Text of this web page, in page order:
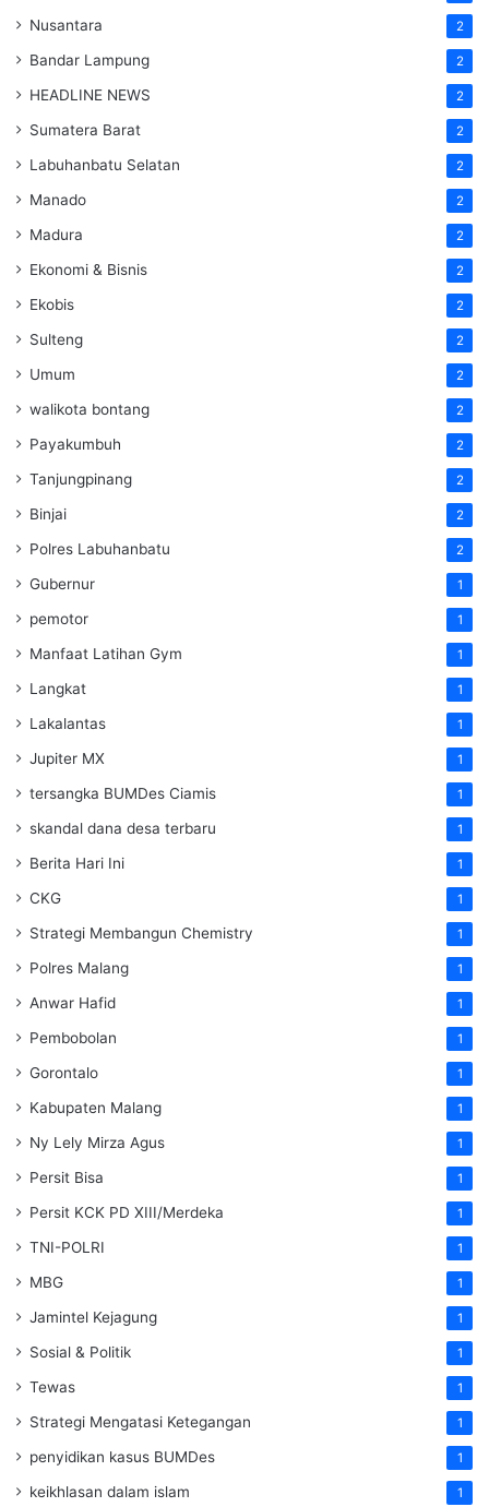
Nusantara 2
Bandar Lampung 2
HEADLINE NEWS 2
Sumatera Barat 2
Labuhanbatu Selatan 2
Manado 2
Madura 2
Ekonomi & Bisnis 2
Ekobis 2
Sulteng 2
Umum 2
walikota bontang 2
Payakumbuh 2
Tanjungpinang 2
Binjai 2
Polres Labuhanbatu 2
Gubernur 1
pemotor 1
Manfaat Latihan Gym 1
Langkat 1
Lakalantas 1
Jupiter MX 1
tersangka BUMDes Ciamis 1
skandal dana desa terbaru 1
Berita Hari Ini 1
CKG 1
Strategi Membangun Chemistry 1
Polres Malang 1
Anwar Hafid 1
Pembobolan 1
Gorontalo 1
Kabupaten Malang 1
Ny Lely Mirza Agus 1
Persit Bisa 1
Persit KCK PD XIII/Merdeka 1
TNI-POLRI 1
MBG 1
Jamintel Kejagung 1
Sosial & Politik 1
Tewas 1
Strategi Mengatasi Ketegangan 1
penyidikan kasus BUMDes 1
keikhlasan dalam islam 1